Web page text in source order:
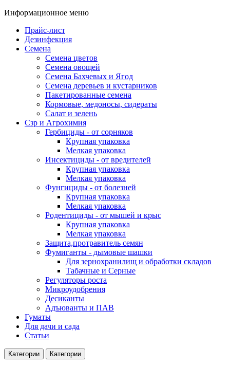
Информационное меню
Прайс-лист
Дезинфекция
Семена
Семена цветов
Семена овощей
Семена Бахчевых и Ягод
Семена деревьев и кустарников
Пакетированные семена
Кормовые, медоносы, сидераты
Салат и зелень
Сзр и Агрохимия
Гербициды - от сорняков
Крупная упаковка
Мелкая упаковка
Инсектициды - от вредителей
Крупная упаковка
Мелкая упаковка
Фунгициды - от болезней
Крупная упаковка
Мелкая упаковка
Родентициды - от мышей и крыс
Крупная упаковка
Мелкая упаковка
Защита,протравитель семян
Фумиганты - дымовые шашки
Для зернохранилищ и обработки складов
Табачные и Серные
Регуляторы роста
Микроудобрения
Десиканты
Адъюванты и ПАВ
Гуматы
Для дачи и сада
Статьи
Категории Категории